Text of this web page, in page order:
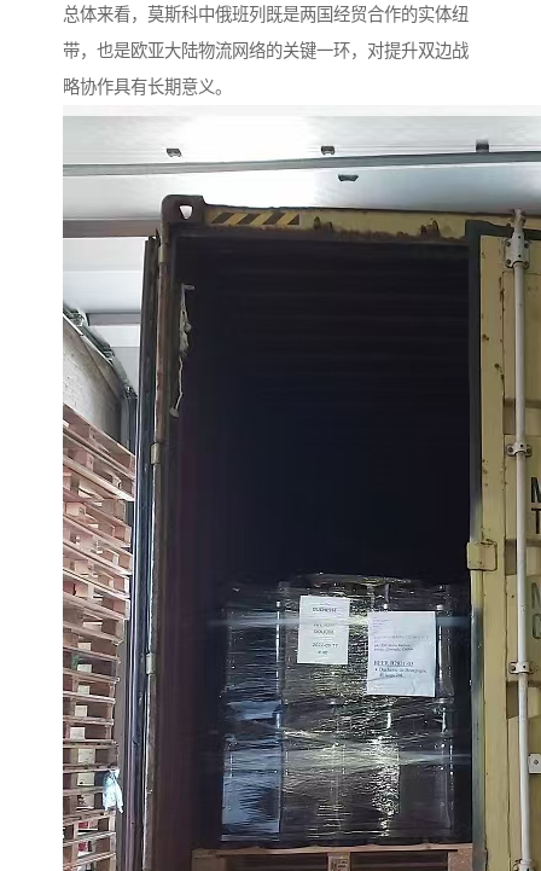
总体来看，莫斯科中俄班列既是两国经贸合作的实体纽
带，也是欧亚大陆物流网络的关键一环，对提升双边战
略协作具有长期意义。